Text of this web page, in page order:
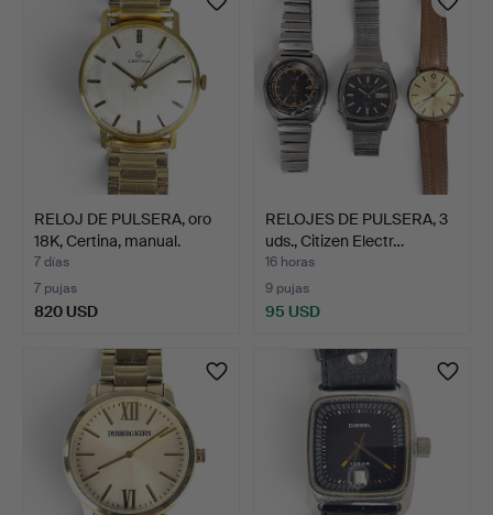
RELOJ DE PULSERA, oro
18K, Certina, manual.
7 días
7 pujas
820 USD
RELOJES DE PULSERA, 3
uds., Citizen Electr…
16 horas
9 pujas
95 USD